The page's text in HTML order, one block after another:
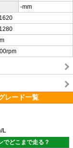
-mm
レード一覧
L
でどこまで走る？